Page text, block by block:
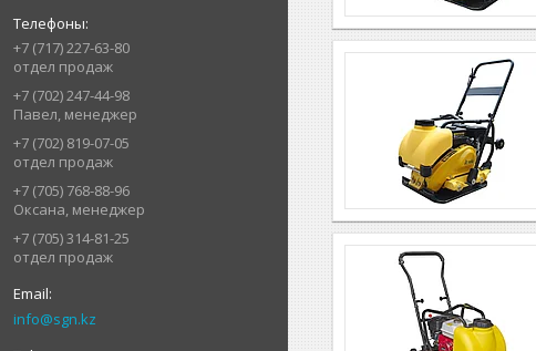
+7 (717) 227-63-80
отдел продаж
+7 (702) 247-44-98
Павел, менеджер
+7 (702) 819-07-05
отдел продаж
+7 (705) 768-88-96
Оксана, менеджер
+7 (705) 314-81-25
отдел продаж
info@sgn.kz